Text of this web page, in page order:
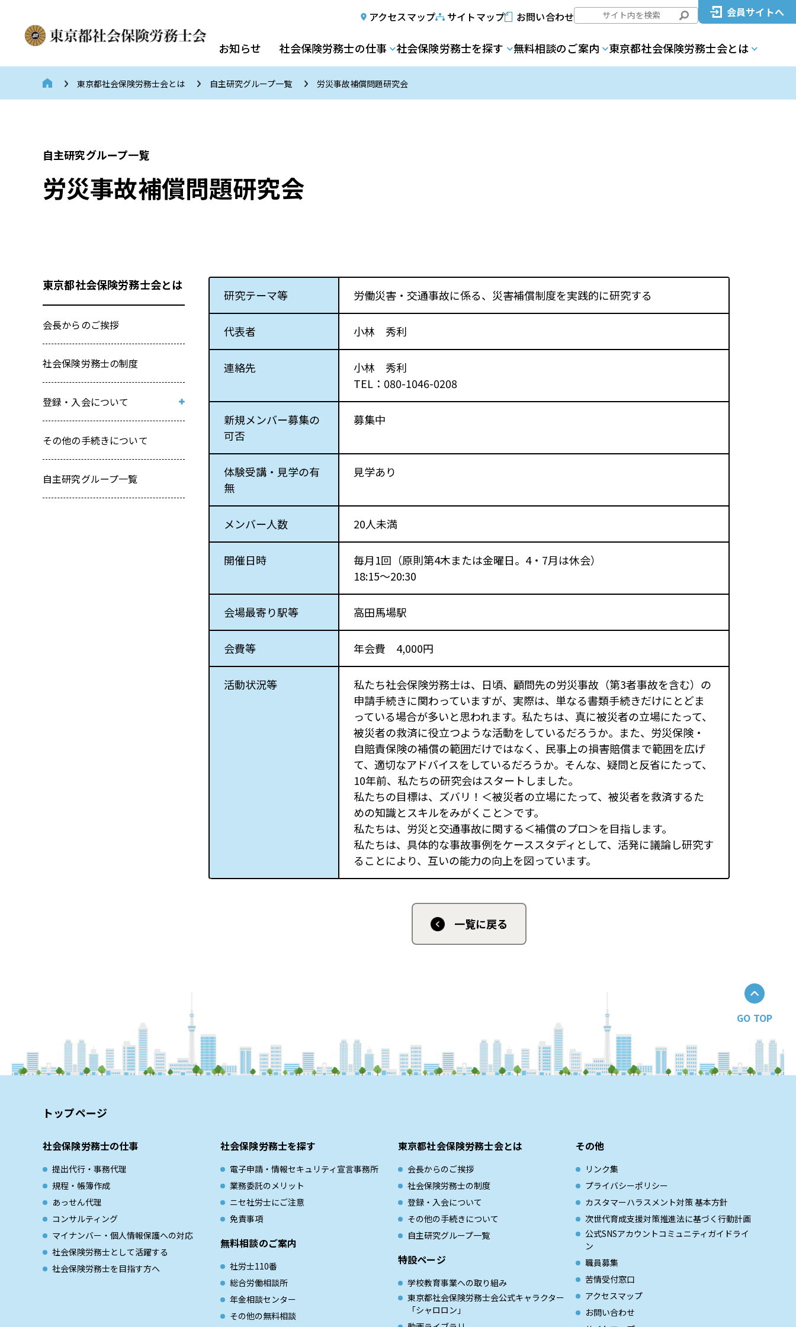
アクセスマップ サイトマップ お問い合わせ 会員サイトへ
お知らせ 社会保険労務士の仕事 社会保険労務士を探す 無料相談のご案内 東京都社会保険労務士会とは
東京都社会保険労務士会とは 自主研究グループ一覧 労災事故補償問題研究会
自主研究グループ一覧
労災事故補償問題研究会
東京都社会保険労務士会とは
会長からのご挨拶
社会保険労務士の制度
登録・入会について
兼 登録入会関係書類取寄せフォ
その他の手続きについて
自主研究グループ一覧
研究テーマ等 労働災害・交通事故に係る、災害補償制度を実践的に研究する
代表者 小林 秀利
連絡先
小林 秀利
TEL：080-1046-0208
新規メンバー募集の
可否
募集中
体験受講・見学の有
無
見学あり
メンバー人数 20人未満
開催日時
毎月1回（原則第4木または金曜日。4・7月は休会）
18:15～20:30
会場最寄り駅等 高田馬場駅
会費等 年会費 4,000円
活動状況等
私たち社会保険労務士は、日頃、顧問先の労災事故（第3者事故を含む）の
申請手続きに関わっていますが、実際は、単なる書類手続きだけにとどま
っている場合が多いと思われます。私たちは、真に被災者の立場にたって、
被災者の救済に役立つような活動をしているだろうか。また、労災保険・
自賠責保険の補償の範囲だけではなく、民事上の損害賠償まで範囲を広げ
て、適切なアドバイスをしているだろうか。そんな、疑問と反省にたって、
10年前、私たちの研究会はスタートしました。
私たちの目標は、ズバリ！＜被災者の立場にたって、被災者を救済するた
めの知識とスキルをみがくこと＞です。
私たちは、労災と交通事故に関する＜補償のプロ＞を目指します。
私たちは、具体的な事故事例をケーススタディとして、活発に議論し研究す
ることにより、互いの能力の向上を図っています。
一覧に戻る
GO TOP
トップページ
社会保険労務士の仕事
提出代行・事務代理
規程・帳簿作成
あっせん代理
コンサルティング
マイナンバー・個人情報保護への対応
社会保険労務士として活躍する
社会保険労務士を目指す方へ
社会保険労務士を探す
電子申請・情報セキュリティ宣言事務所
業務委託のメリット
ニセ社労士にご注意
免責事項
無料相談のご案内
社労士110番
総合労働相談所
年金相談センター
その他の無料相談
東京都社会保険労務士会とは
会長からのご挨拶
社会保険労務士の制度
登録・入会について
その他の手続きについて
自主研究グループ一覧
特設ページ
学校教育事業への取り組み
東京都社会保険労務士会公式キャラクター
「シャロロン」
その他
リンク集
プライバシーポリシー
カスタマーハラスメント対策 基本方針
次世代育成⽀援対策推進法に基づく⾏動計画
公式SNSアカウントコミュニティガイドライ
ン
職員募集
苦情受付窓口
アクセスマップ
お問い合わせ